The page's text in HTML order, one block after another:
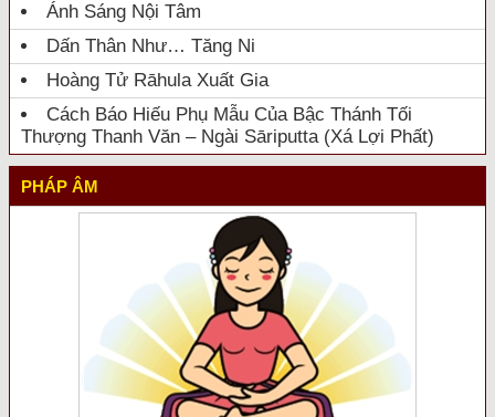
Ánh Sáng Nội Tâm
Dấn Thân Như… Tăng Ni
Hoàng Tử Rāhula Xuất Gia
Cách Báo Hiếu Phụ Mẫu Của Bậc Thánh Tối
Thượng Thanh Văn – Ngài Sāriputta (Xá Lợi Phất)
PHÁP ÂM